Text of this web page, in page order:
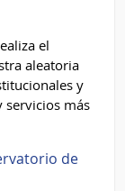
el
aleatoria
y
servicios más
de